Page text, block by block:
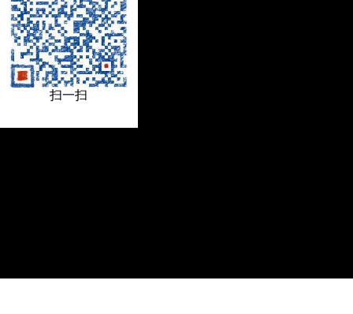
扫一扫